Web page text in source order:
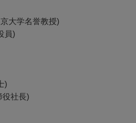
大学名誉教授)
員)
)
役社長)